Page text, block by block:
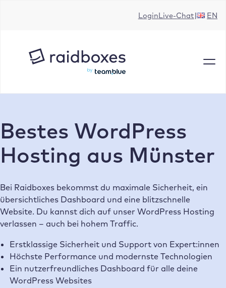
LoginLive-Chat EN
Bestes WordPress
Hosting aus Münster
Bei Raidboxes bekommst du maximale Sicherheit, ein
übersichtliches Dashboard und eine blitzschnelle
Website. Du kannst dich auf unser WordPress Hosting
verlassen – auch bei hohem Traffic.
Erstklassige Sicherheit und Support von Expert:innen
Höchste Performance und modernste Technologien
Ein nutzerfreundliches Dashboard für alle deine
WordPress Websites